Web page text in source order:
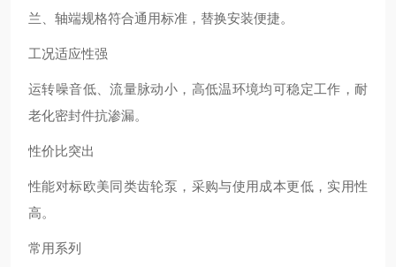
兰、轴端规格符合通用标准，替换安装便捷。
工况适应性强
运转噪音低、流量脉动小，高低温环境均可稳定工作，耐
老化密封件抗渗漏。
性价比突出
性能对标欧美同类齿轮泵，采购与使用成本更低，实用性
高。
常用系列